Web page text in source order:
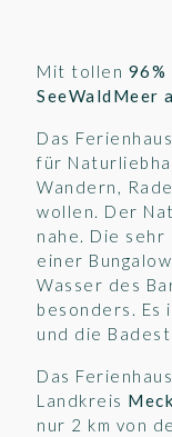
Mit tollen 96%
SeeWaldMeer
Das
für
Wandern,
wollen. Der
nahe. Die sehr
einer
Wasser des
besonders. Es
und die
Das
Landkreis
nur 2 km von